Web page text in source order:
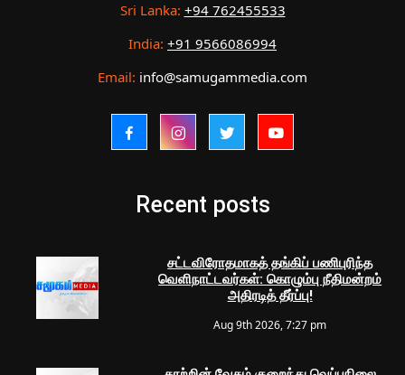
Sri Lanka: +94 762455533
India: +91 9566086994
Email: info@samugammedia.com
Recent posts
சட்டவிரோதமாகத் தங்கிப் பணிபுரிந்த
வெளிநாட்டவர்கள்: கொழும்பு நீதிமன்றம்
அதிரடித் தீர்ப்பு!
Aug 9th 2026, 7:27 pm